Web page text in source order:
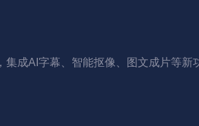
成AI字幕、智能抠像、图文成片等新